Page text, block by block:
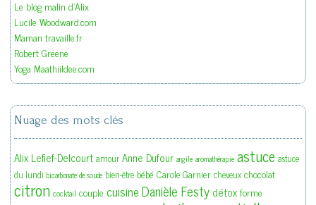
Le blog malin d'Alix
Lucile Woodward.com
Maman travaille.fr
Robert Greene
Yoga Maathiildee.com
Nuage des mots clés
Alix Lefief-Delcourt amour Anne Dufour argile aromathérapie astuce astuce
du lundi bicarbonate de soude bien-être bébé Carole Garnier cheveux chocolat
citron cocktail couple cuisineDanièle Festy détoxforme